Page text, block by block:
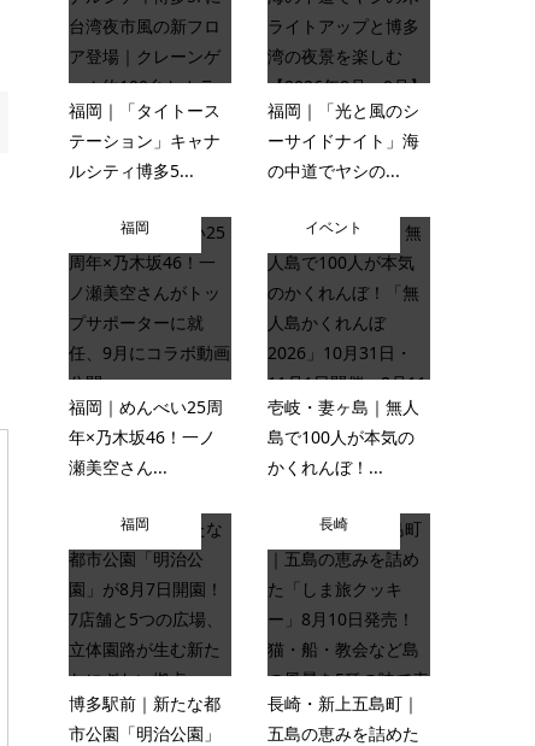
福岡｜「タイトース
テーション」キャナ
ルシティ博多5...
福岡｜「光と風のシ
ーサイドナイト」海
の中道でヤシの...
福岡
福岡｜めんべい25周
年×乃木坂46！一ノ
瀬美空さん...
イベント
壱岐・妻ヶ島｜無人
島で100人が本気の
かくれんぼ！...
福岡
博多駅前｜新たな都
市公園「明治公園」
長崎
長崎・新上五島町｜
五島の恵みを詰めた